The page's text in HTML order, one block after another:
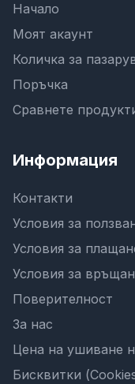
Начало
Моят акаунт
Количка за
Поръчка
Сравнете
Информация
Контакти
Условия за
Условия за
Условия за
Поверителност
За нас
Цена на ушиване
Бисквитки